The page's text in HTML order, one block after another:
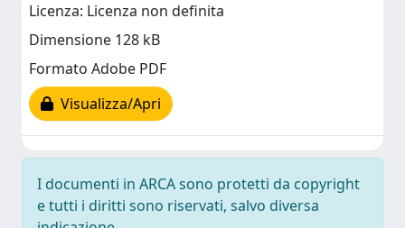
Licenza: Licenza non definita
Dimensione 128 kB
Formato Adobe PDF
Visualizza/Apri
I documenti in ARCA sono protetti da copyright
e tutti i diritti sono riservati, salvo diversa